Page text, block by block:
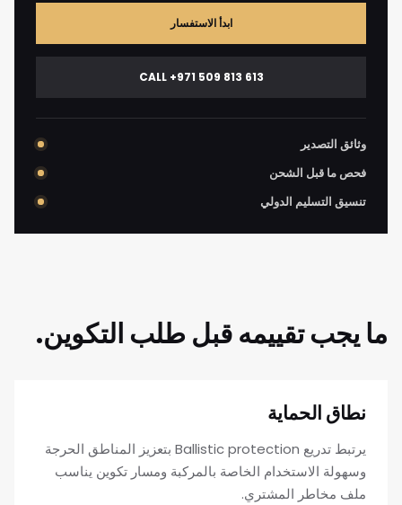
ابدأ الاستفسار
CALL +971 509 813 613
وثائق التصدير
فحص ما قبل الشحن
تنسيق التسليم الدولي
ما يجب تقييمه قبل طلب التكوين.
نطاق الحماية
يرتبط تدريع Ballistic protection بتعزيز المناطق الحرجة
وسهولة الاستخدام الخاصة بالمركبة ومسار تكوين يناسب
ملف مخاطر المشتري.